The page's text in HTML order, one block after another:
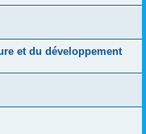
et du développement